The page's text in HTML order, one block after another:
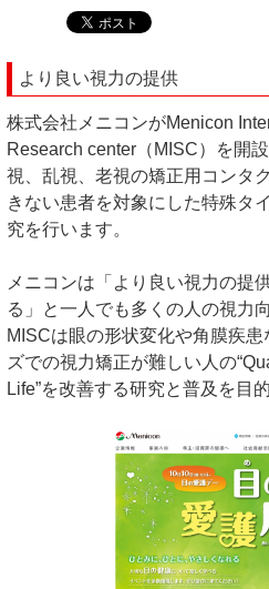
より良い視力の提供
株式会社メニコンがMenicon
Research center（MISC）を開
視、乱視、老視の矯正用コンタ
きない患者を対象にした特殊タ
究を行います。
メニコンは「より良い視力の提
る」と一人でも多くの人の視力
MISCは眼の形状変化や角膜疾
ズでの視力矯正が難しい人の
Life”を改善する研究と普及を目